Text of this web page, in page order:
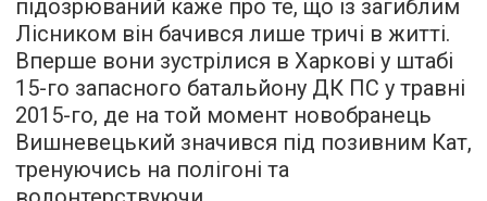
підозрюваний каже про те, що із загиблим
Лісником він бачився лише тричі в житті.
Вперше вони зустрілися в Харкові у штабі
15-го запасного батальйону ДК ПС у травні
2015-го, де на той момент новобранець
Вишневецький значився під позивним Кат,
тренуючись на полігоні та